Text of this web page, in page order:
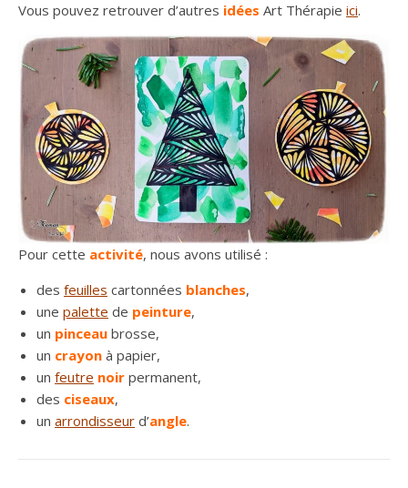
Vous pouvez retrouver d’autres idées Art Thérapie ici.
Pour cette activité, nous avons utilisé :
des feuilles cartonnées blanches,
une palette de peinture,
un pinceau brosse,
un crayon à papier,
un feutre noir permanent,
des ciseaux,
un arrondisseur d’angle.